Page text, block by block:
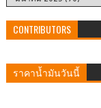
CONTRIBUTORS
ราคาน้ำมันวันนี้